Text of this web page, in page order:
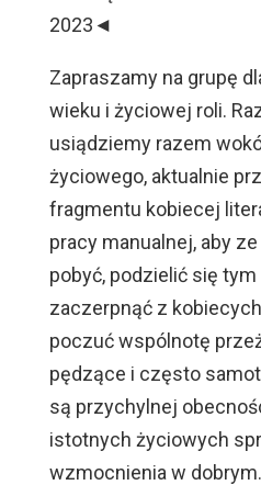
2023◄
Zapraszamy na grupę
wieku i życiowej roli.
usiądziemy razem
życiowego, aktualnie
fragmentu kobiecej
pracy manualnej, aby
pobyć, podzielić się
zaczerpnąć z
poczuć wspólnotę
pędzące i często
są przychylnej
istotnych życiowych
wzmocnienia w